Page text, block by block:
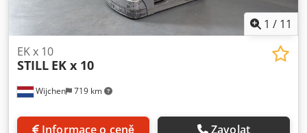
1 / 11
Wijchen 719 km
EK x 10
STILL EK x 10
Informace o ceně Zavolat